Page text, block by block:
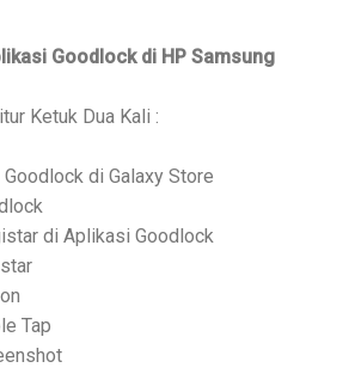
Goodlock di HP Samsung
Ketuk Dua Kali :
di Galaxy Store
di Aplikasi Goodlock
Tap